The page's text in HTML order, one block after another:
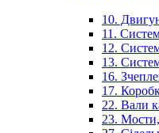
10.
11.
12.
13.
16.
17.
22. Вали
23. Мости,